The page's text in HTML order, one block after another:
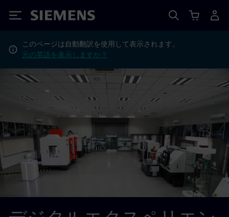
Siemens
このページは自動翻訳を使用して表示されます。
元の英語を表示しますか？